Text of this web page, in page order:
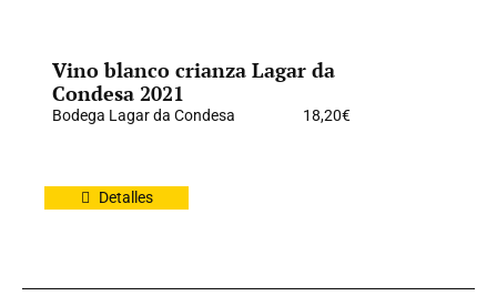
Vino blanco crianza Lagar da
Condesa 2021
Bodega Lagar da Condesa 18,20€
Detalles